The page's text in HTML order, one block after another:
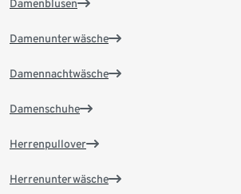
Damenblusen
Damenunterwäsche
Damennachtwäsche
Damenschuhe
Herrenpullover
Herrenunterwäsche